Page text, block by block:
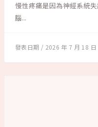
慢性疼痛是因為神經系統
腦...
2026 年 7 月 18 日